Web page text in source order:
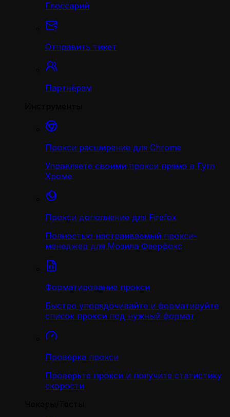
Глоссарий
Отправить тикет
Партнёрам
Прокси расширение для Chrome
Управляете своими прокси прямо в Гугл
Хроме
Прокси дополнение для Firefox
Полностью настраиваемый прокси-
менеджер для Мозила Фаерфокс
Форматирование прокси
Быстро упорядочивайте и форматируйте
список прокси под нужный формат
Проверка прокси
Проверьте прокси и получите статистику
скорости